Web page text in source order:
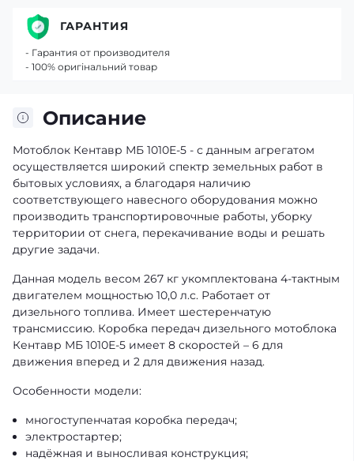
Описание
Мотоблок Кентавр МБ 1010E-5 - с данным агрегатом
осуществляется широкий спектр земельных работ в
бытовых условиях, а благодаря наличию
соответствующего навесного оборудования можно
производить транспортировочные работы, уборку
территории от снега, перекачивание воды и решать
другие задачи.
Данная модель весом 267 кг укомплектована 4-тактным
двигателем мощностью 10,0 л.с. Работает от
дизельного топлива. Имеет шестеренчатую
трансмиссию. Коробка передач дизельного мотоблока
Кентавр МБ 1010Е-5 имеет 8 скоростей – 6 для
движения вперед и 2 для движения назад.
Особенности модели:
многоступенчатая коробка передач;
электростартер;
надёжная и выносливая конструкция;
ГАРАНТИЯ
- Гарантия от производителя
- 100% оригінальний товар